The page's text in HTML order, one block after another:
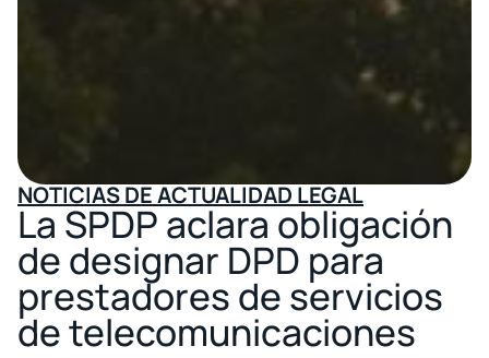
NOTICIAS DE ACTUALIDAD LEGAL
La SPDP aclara obligación
de designar DPD para
prestadores de servicios
de telecomunicaciones